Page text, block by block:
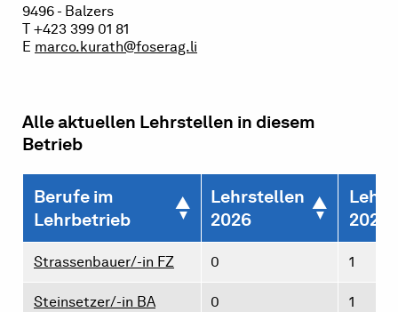
9496 - Balzers
T +423 399 01 81
E marco.kurath@foserag.li
Alle aktuellen Lehrstellen in diesem
Betrieb
Berufe im
Lehrbetrieb
Lehrstellen
2026
2027
Strassenbauer/-in FZ 0 1
Steinsetzer/-in BA 0 1